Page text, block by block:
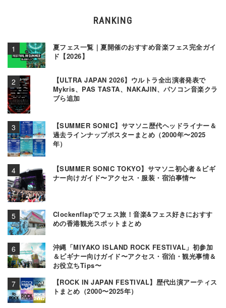
RANKING
夏フェス一覧｜夏開催のおすすめ音楽フェス完全ガイ
ド【2026】
【ULTRA JAPAN 2026】ウルトラ全出演者発表で
Mykris、PAS TASTA、NAKAJIN、パソコン音楽クラ
ブら追加
【SUMMER SONIC】サマソニ歴代ヘッドライナー＆
過去ラインナップポスターまとめ（2000年〜2025
年）
【SUMMER SONIC TOKYO】サマソニ初心者＆ビギ
ナー向けガイド〜アクセス・服装・宿泊事情〜
Clockenflapでフェス旅！音楽&フェス好きにおすす
めの香港観光スポットまとめ
沖縄「MIYAKO ISLAND ROCK FESTIVAL」初参加
＆ビギナー向けガイド〜アクセス・宿泊・観光事情＆
お役立ちTips〜
【ROCK IN JAPAN FESTIVAL】歴代出演アーティス
トまとめ（2000〜2025年）